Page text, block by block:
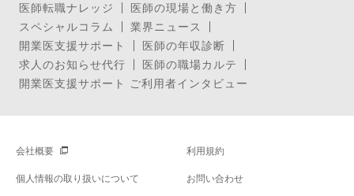
医師転職ナレッジ
医師の現場と働き方
スペシャルコラム
業界ニュース
開業医支援サポート
医師の年収診断
求人のお知らせ代行
医師の職場カルテ
開業医支援サポート ご利用者インタビュー
会社概要 利用規約
個人情報の取り扱いについて お問い合わせ